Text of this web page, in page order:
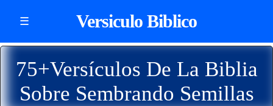
☰ Versiculo Biblico
75+Versículos De La Biblia
Sobre Sembrando Semillas